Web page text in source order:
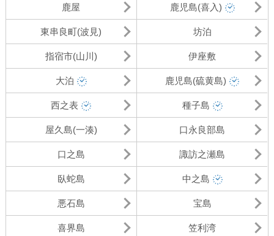
鹿屋 鹿児島(喜入)
東串良町(波見) 坊泊
指宿市(山川) 伊座敷
大泊 鹿児島(硫黄島)
西之表 種子島
屋久島(一湊) 口永良部島
口之島 諏訪之瀬島
臥蛇島 中之島
悪石島 宝島
喜界島 笠利湾